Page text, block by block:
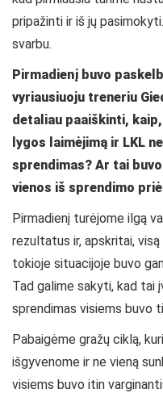
pripažinti ir iš jų
svarbu.
Pirmadienį buvo
vyriausiuoju treneriu
detaliau paaiškinti,
lygos laimėjimą ir LKL
sprendimas? Ar tai
vienos iš sprendimo
Pirmadienį turėjome ilgą
rezultatus ir, apskritai,
tokioje situacijoje buvo
Tad galime sakyti, kad tai
sprendimas visiems buvo
Pabaigėme gražų ciklą,
išgyvenome ir ne vieną
visiems buvo itin